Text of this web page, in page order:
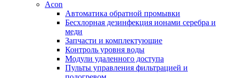
Acon
Автоматика обратной промывки
Беcхлорная дезинфекция ионами серебра и
меди
Запчасти и комплектующие
Контроль уровня воды
Модули удаленного доступа
Пульты управления фильтрацией и